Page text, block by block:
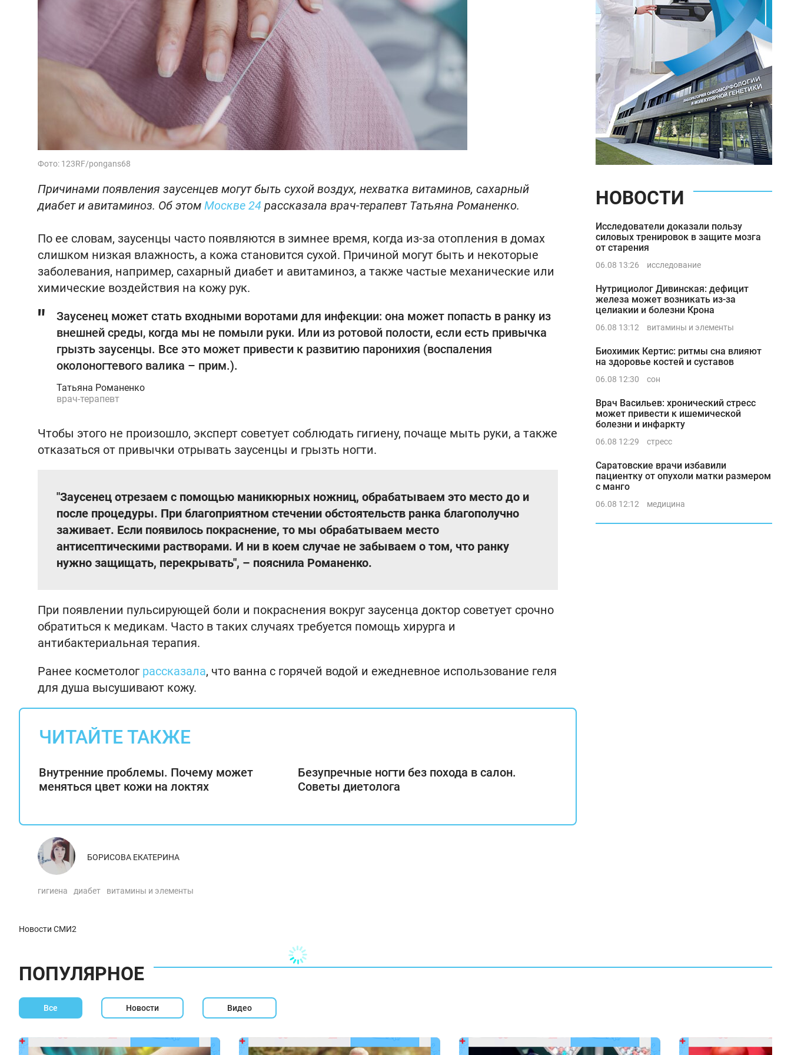
Фото: 123RF/pongans68
Причинами появления заусенцев могут быть сухой воздух, нехватка витаминов, сахарный
диабет и авитаминоз. Об этом Москве 24 рассказала врач-терапевт Татьяна Романенко.
По ее словам, заусенцы часто появляются в зимнее время, когда из-за отопления в домах
слишком низкая влажность, а кожа становится сухой. Причиной могут быть и некоторые
заболевания, например, сахарный диабет и авитаминоз, а также частые механические или
химические воздействия на кожу рук.
Заусенец может стать входными воротами для инфекции: она может попасть в ранку из
внешней среды, когда мы не помыли руки. Или из ротовой полости, если есть привычка
грызть заусенцы. Все это может привести к развитию паронихия (воспаления
околоногтевого валика – прим.).
Татьяна Романенко
врач-терапевт
Чтобы этого не произошло, эксперт советует соблюдать гигиену, почаще мыть руки, а также
отказаться от привычки отрывать заусенцы и грызть ногти.
"Заусенец отрезаем с помощью маникюрных ножниц, обрабатываем это место до и
после процедуры. При благоприятном стечении обстоятельств ранка благополучно
заживает. Если появилось покраснение, то мы обрабатываем место
антисептическими растворами. И ни в коем случае не забываем о том, что ранку
нужно защищать, перекрывать", – пояснила Романенко.
При появлении пульсирующей боли и покраснения вокруг заусенца доктор советует срочно
обратиться к медикам. Часто в таких случаях требуется помощь хирурга и
антибактериальная терапия.
Ранее косметолог рассказала, что ванна с горячей водой и ежедневное использование геля
для душа высушивают кожу.
ЧИТАЙТЕ ТАКЖЕ
Внутренние проблемы. Почему может
меняться цвет кожи на локтях
Безупречные ногти без похода в салон.
Советы диетолога
БОРИСОВА ЕКАТЕРИНА
гигиена диабет витамины и элементы
Новости СМИ2
НОВОСТИ
Исследователи доказали пользу
силовых тренировок в защите мозга
от старения
06.08 13:26 исследование
Нутрициолог Дивинская: дефицит
железа может возникать из-за
целиакии и болезни Крона
06.08 13:12 витамины и элементы
Биохимик Кертис: ритмы сна влияют
на здоровье костей и суставов
06.08 12:30 сон
Врач Васильев: хронический стресс
может привести к ишемической
болезни и инфаркту
06.08 12:29 стресс
Саратовские врачи избавили
пациентку от опухоли матки размером
с манго
06.08 12:12 медицина
ПОПУЛЯРНОЕ
Все Новости Видео